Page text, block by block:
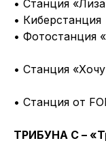
• Станция
• Киберстанция
•
•
• Станция от
ТРИБУНА C –